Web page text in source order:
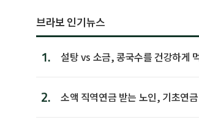
브라보 인기뉴스
1. 설탕 vs 소금, 콩국수를 건강하게
2.
소액 직역연금 받는 노인, 기초연